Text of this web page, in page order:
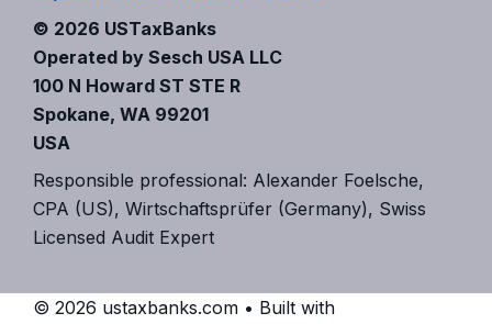
© 2026 USTaxBanks
Operated by Sesch USA LLC
100 N Howard ST STE R
Spokane, WA 99201
USA
Responsible professional: Alexander Foelsche,
CPA (US), Wirtschaftsprüfer (Germany), Swiss
Licensed Audit Expert
© 2026 ustaxbanks.com • Built with